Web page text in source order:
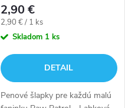
2,90 €
Jednotková
cena:
2,90 € / 1 ks
Skladom 1 ks
DETAIL
Penové šlapky pre každú malú